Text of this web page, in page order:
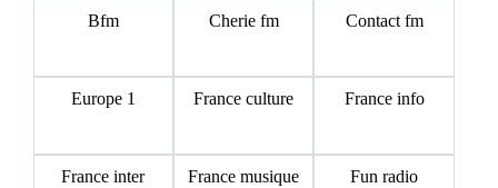
Bfm
Cherie fm Contact fm
Europe 1 France culture France info
France inter France musique Fun radio